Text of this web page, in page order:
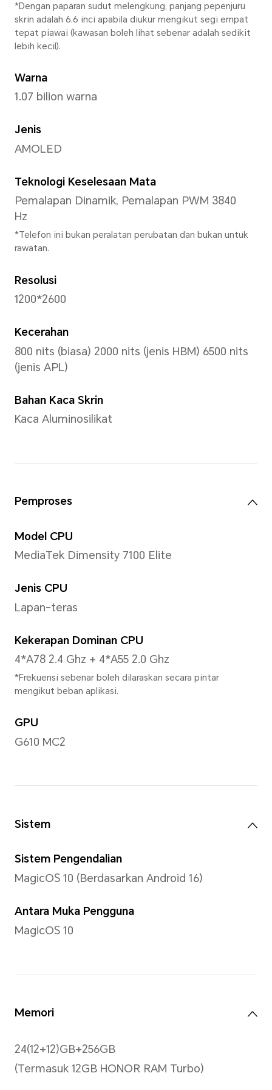
Lebar
75.35 mm
Tebal
Berat
Anggaran 180 g (termasuk
*Berat sebenar mungkin berbeza
Saiz
6.6 inci
*Dengan paparan sudut
skrin adalah 6.6 inci apabila
tepat piawai (kawasan boleh lihat
Warna
1.07 bilion warna
Teknologi Keselesaan Mata
Pemalapan Dinamik,
Hz
Resolusi
1200*2600